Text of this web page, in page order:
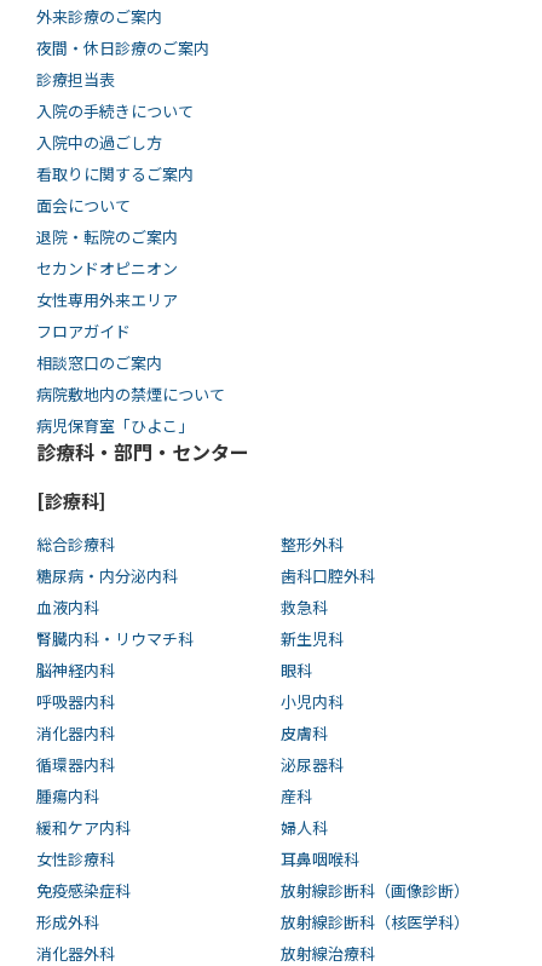
外来診療のご案内
夜間・休日診療のご案内
診療担当表
入院の手続きについて
入院中の過ごし方
看取りに関するご案内
面会について
退院・転院のご案内
セカンドオピニオン
女性専用外来エリア
フロアガイド
相談窓口のご案内
病院敷地内の禁煙について
病児保育室「ひよこ」
診療科・部門・センター
[診療科]
総合診療科
糖尿病・内分泌内科
血液内科
腎臓内科・リウマチ科
脳神経内科
呼吸器内科
消化器内科
循環器内科
腫瘍内科
緩和ケア内科
女性診療科
免疫感染症科
形成外科
消化器外科
整形外科
歯科口腔外科
救急科
新生児科
眼科
小児内科
皮膚科
泌尿器科
産科
婦人科
耳鼻咽喉科
放射線診断科（画像診断）
放射線診断科（核医学科）
放射線治療科